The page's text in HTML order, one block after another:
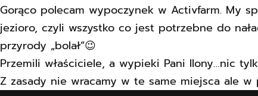
Gorąco polecam wypoczynek w Activfarm. My
jezioro, czyli wszystko co jest potrzebne do
przyrody „bolał”😉
Przemili właściciele, a wypieki Pani Ilony…nic
Z zasady nie wracamy w te same miejsca ale